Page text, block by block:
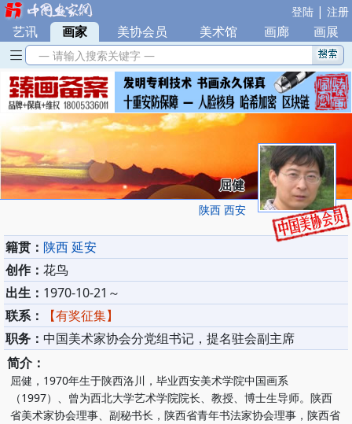
登陆 | 注册
艺讯 | 画家 美协会员 美术馆 画廊 画展
— 请输入搜索关键字 —
屈健
陕西 西安
籍贯： 陕西 延安
创作： 花鸟
出生： 1970-10-21～
联系：
【有奖征集】
职务： 中国美术家协会分党组书记，提名驻会副主席
简介：
屈健，1970年生于陕西洛川，毕业西安美术学院中国画系
（1997）、曾为西北大学艺术学院院长、教授、博士生导师。陕西
省美术家协会理事、副秘书长，陕西省青年书法家协会理事，陕西省